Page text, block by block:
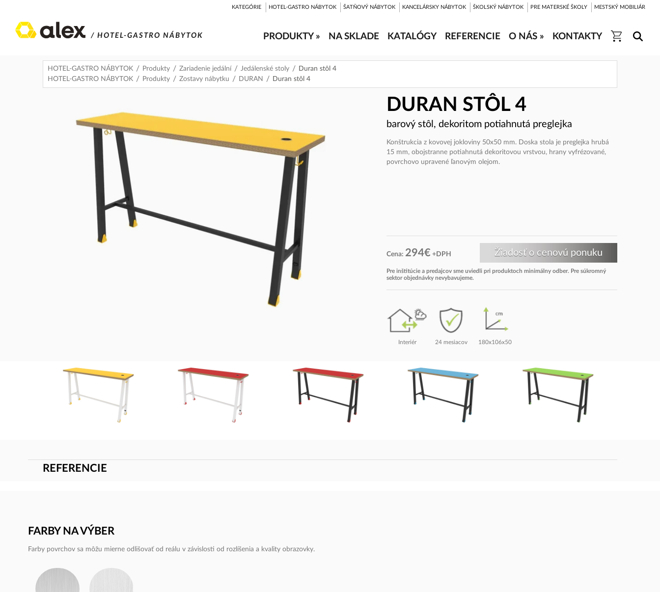
KATEGÓRIE HOTEL-GASTRO NÁBYTOK ŠATŇOVÝ NÁBYTOK KANCELÁRSKY NÁBYTOK ŠKOLSKÝ NÁBYTOK PRE MATERSKÉ ŠKOLY MESTSKÝ MOBILIÁR
/ HOTEL-GASTRO NÁBYTOK PRODUKTY » NA SKLADE KATALÓGY REFERENCIE O NÁS » KONTAKTY
HOTEL-GASTRO NÁBYTOK Produkty Zariadenie jedální Jedálenské stoly
Duran stôl 4
HOTEL-GASTRO NÁBYTOK
Produkty Zostavy nábytku DURAN Duran stôl 4
DURAN STÔL 4
barový stôl, dekoritom potiahnutá preglejka
Konštrukcia z kovovej jokloviny 50x50 mm. Doska stola je preglejka hrubá
15 mm, obojstranne potiahnutá dekoritovou vrstvou, hrany vyfrézované,
povrchovo upravené ľanovým olejom.
Cena: 294€ +DPH
Pre inštitúcie a predajcov sme uviedli pri produktoch minimálny odber. Pre súkromný
sektor objednávky nevybavujeme.
Interiér 24 mesiacov 180x106x50
REFERENCIE
FARBY NA VÝBER
Farby povrchov sa môžu mierne odlišovať od reálu v závislosti od rozlíšenia a kvality obrazovky.